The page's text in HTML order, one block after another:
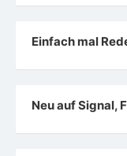
Einfach mal
Neu auf Signal,